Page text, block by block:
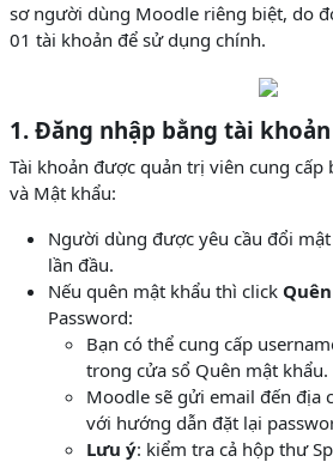
sơ người dùng Moodle riêng biệt, do
01 tài khoản để sử dụng chính.
1. Đăng nhập bằng tài
Tài khoản được quản trị viên cung cấp
và Mật khẩu:
Người dùng được yêu cầu đổi
lần đầu.
Nếu quên mật khẩu thì click
Password:
Bạn có thể cung cấp
trong cửa sổ Quên mật khẩu.
Moodle sẽ gửi email đến địa
với hướng dẫn đặt lại
Lưu ý: kiểm tra cả hộp thư